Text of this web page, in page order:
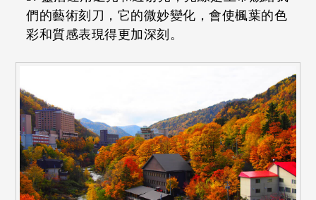
們的藝術刻刀，它的微妙變化，會使楓葉的色
彩和質感表現得更加深刻。